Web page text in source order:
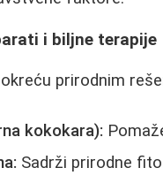
i biljne terapije
prirodnim
kokokara):
Sadrži prirodne